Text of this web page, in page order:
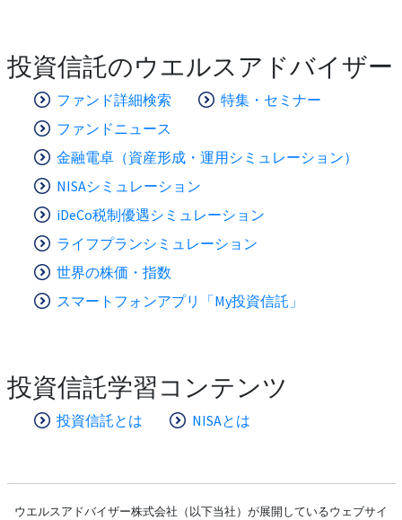
投資信託のウエルスアドバイザー
ファンド詳細検索
特集・セミナー
ファンドニュース
金融電卓（資産形成・運用シミュレーション）
NISAシミュレーション
iDeCo税制優遇シミュレーション
ライフプランシミュレーション
世界の株価・指数
スマートフォンアプリ「My投資信託」
投資信託学習コンテンツ
投資信託とは NISAとは
ウエルスアドバイザー株式会社（以下当社）が展開しているウェブサイ